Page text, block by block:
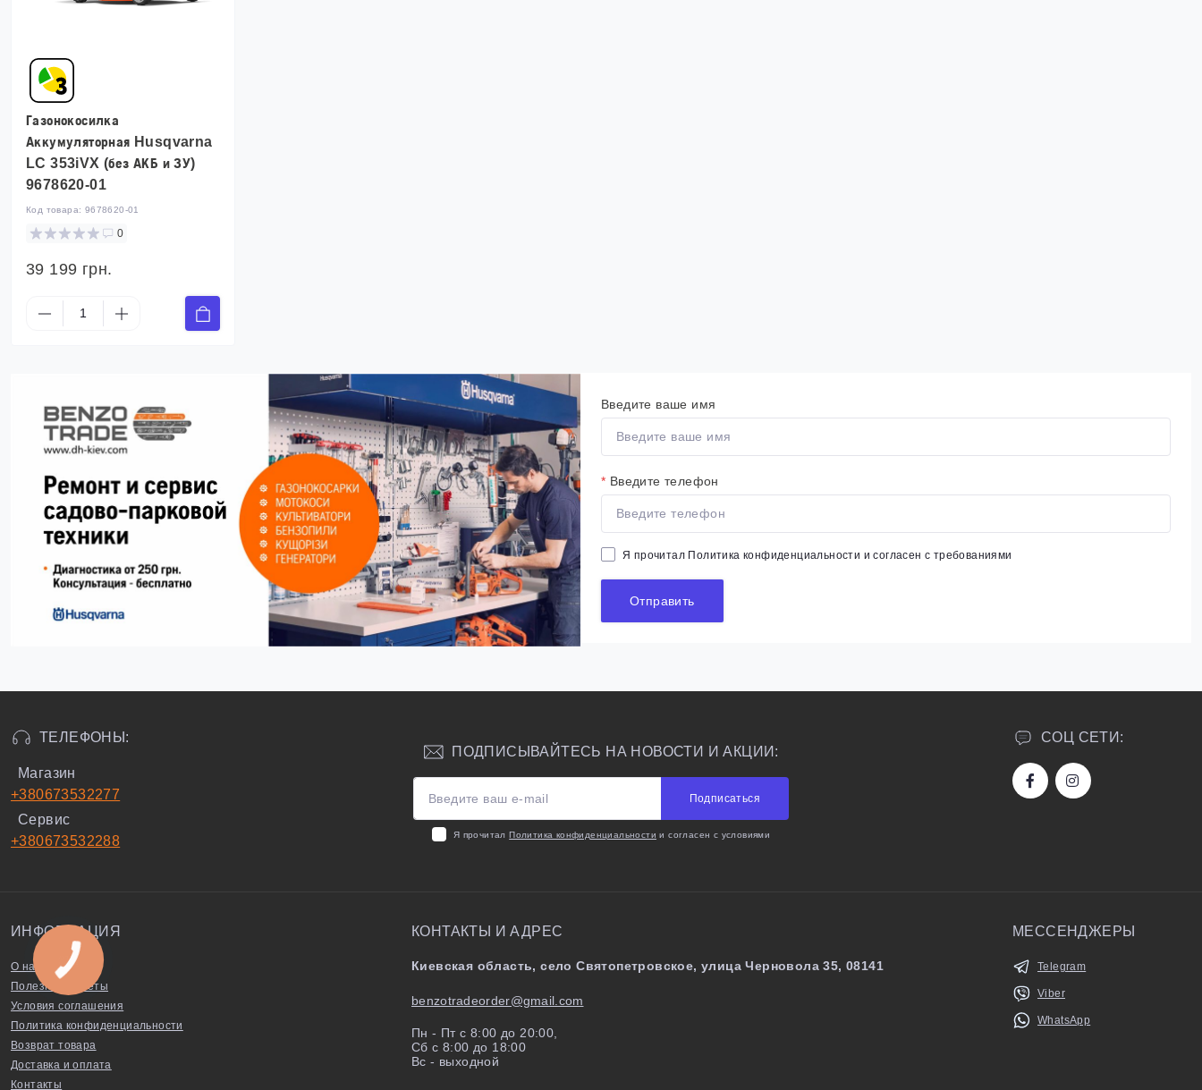
Газонокосилка
Аккумуляторная Husqvarna
LC 353iVX (без АКБ и ЗУ)
9678620-01
Код товара: 9678620-01
0
39 199 грн.
Введите ваше имя
* Введите телефон
Я прочитал Политика конфиденциальности и согласен с требованиями
Отправить
ТЕЛЕФОНЫ:
Магазин
+380673532277
Сервис
+380673532288
СОЦ СЕТИ:
ПОДПИСЫВАЙТЕСЬ НА НОВОСТИ И АКЦИИ:
Подписаться
Я прочиталПолитика конфиденциальности и согласен с условиями
ИНФОРМАЦИЯ
О нас
Полезные советы
Условия соглашения
Политика конфиденциальности
Возврат товара
Доставка и оплата
Контакты
КОНТАКТЫ И АДРЕС
Киевская область, село Святопетровское, улица Черновола 35, 08141
benzotradeorder@gmail.com
Пн - Пт с 8:00 до 20:00,
Сб с 8:00 до 18:00
Вс - выходной
МЕССЕНДЖЕРЫ
Telegram
Viber
WhatsApp